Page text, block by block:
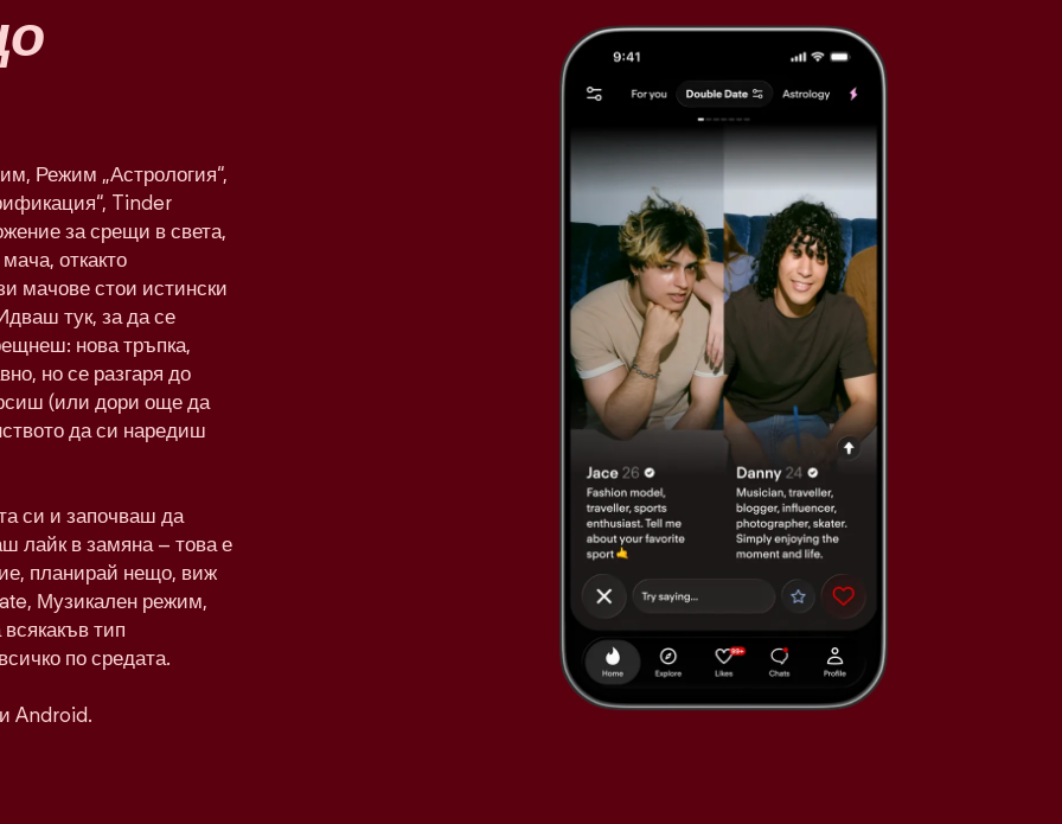
Режим „Астрология“,
Tinder
за срещи в света,
откакто
мачове стои истински
тук, за да се
нова тръпка,
но се разгаря до
(или дори още да
да си наредиш
си и започваш да
лайк в замяна – това е
планирай нещо, виж
Музикален режим,
тип
по средата.
Android.